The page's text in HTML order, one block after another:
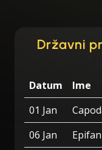
Državni
Datum Ime
01 Jan
06 Jan